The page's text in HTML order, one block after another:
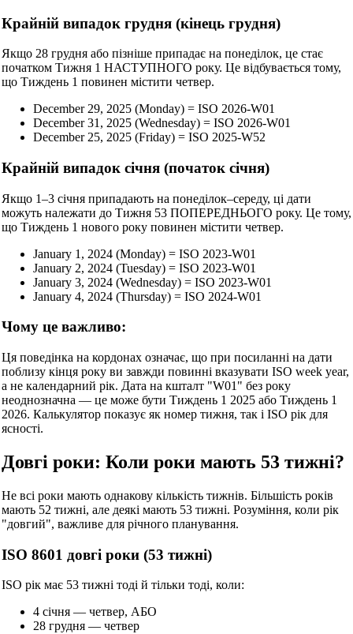
Крайній випадок грудня (кінець грудня)
Якщо 28 грудня або пізніше припадає на понеділок, це стає
початком Тижня 1 НАСТУПНОГО року. Це відбувається тому,
що Тиждень 1 повинен містити четвер.
December 29, 2025 (Monday) = ISO 2026-W01
December 31, 2025 (Wednesday) = ISO 2026-W01
December 25, 2025 (Friday) = ISO 2025-W52
Крайній випадок січня (початок січня)
Якщо 1–3 січня припадають на понеділок–середу, ці дати
можуть належати до Тижня 53 ПОПЕРЕДНЬОГО року. Це тому,
що Тиждень 1 нового року повинен містити четвер.
January 1, 2024 (Monday) = ISO 2023-W01
January 2, 2024 (Tuesday) = ISO 2023-W01
January 3, 2024 (Wednesday) = ISO 2023-W01
January 4, 2024 (Thursday) = ISO 2024-W01
Чому це важливо:
Ця поведінка на кордонах означає, що при посиланні на дати
поблизу кінця року ви завжди повинні вказувати ISO week year,
а не календарний рік. Дата на кшталт "W01" без року
неоднозначна — це може бути Тиждень 1 2025 або Тиждень 1
2026. Калькулятор показує як номер тижня, так і ISO рік для
ясності.
Довгі роки: Коли роки мають 53 тижні?
Не всі роки мають однакову кількість тижнів. Більшість років
мають 52 тижні, але деякі мають 53 тижні. Розуміння, коли рік
"довгий", важливе для річного планування.
ISO 8601 довгі роки (53 тижні)
ISO рік має 53 тижні тоді й тільки тоді, коли:
4 січня — четвер, АБО
28 грудня — четвер